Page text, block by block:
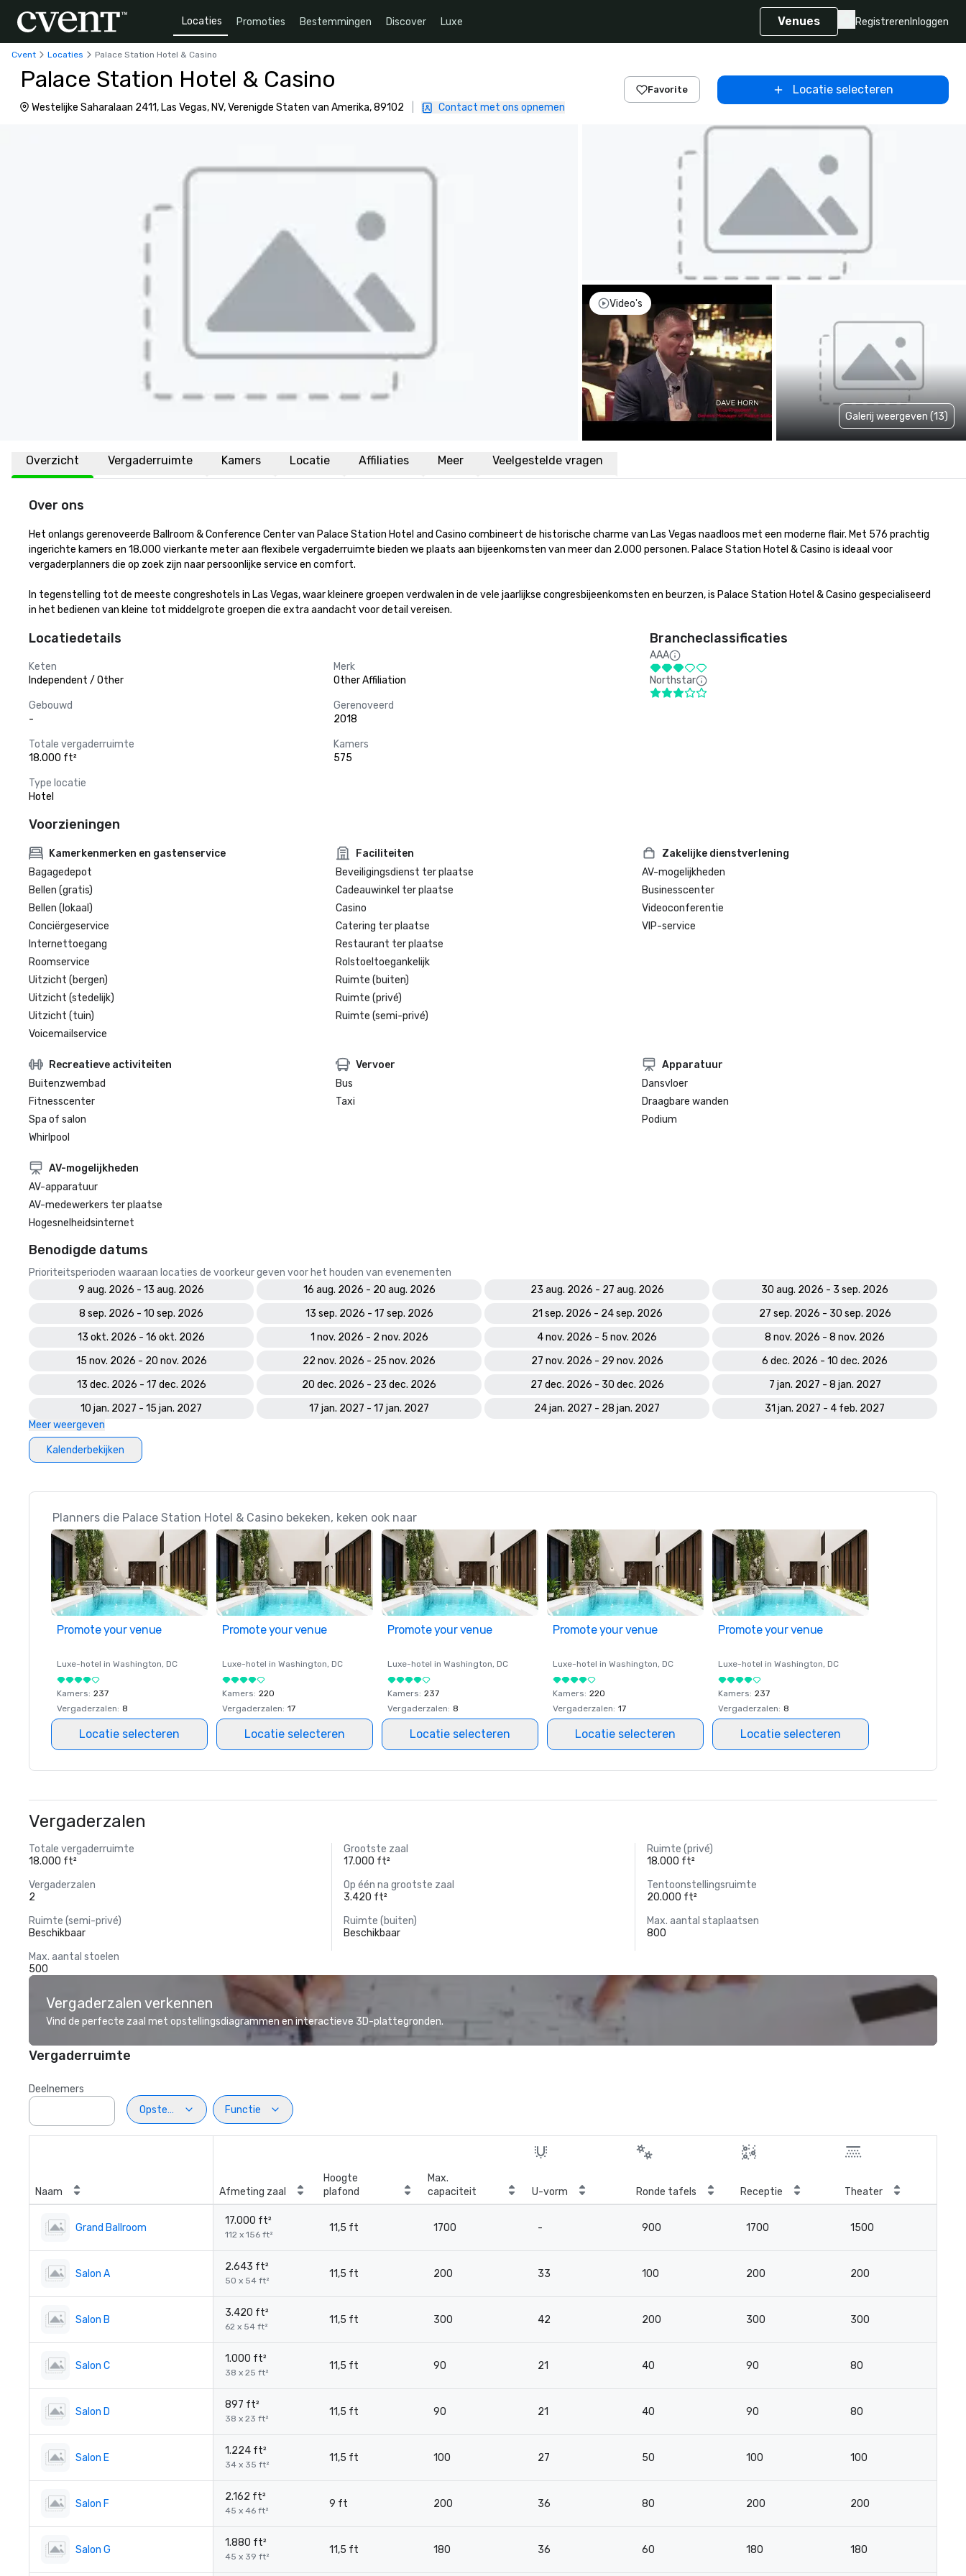
Locaties Promoties Bestemmingen Discover Luxe Venues Registreren Inloggen
Cvent Locaties Palace Station Hotel & Casino
Palace Station Hotel & Casino
Westelijke Saharalaan 2411, Las Vegas, NV, Verenigde Staten van Amerika, 89102 Contact met ons opnemen
Favorite Locatie selecteren
Video's
Galerij weergeven (13)
Overzicht Vergaderruimte Kamers Locatie Affiliaties Meer Veelgestelde vragen
Over ons
Het onlangs gerenoveerde Ballroom & Conference Center van Palace Station Hotel and Casino combineert de historische charme van Las Vegas naadloos met een moderne flair. Met 576 prachtig
ingerichte kamers en 18.000 vierkante meter aan flexibele vergaderruimte bieden we plaats aan bijeenkomsten van meer dan 2.000 personen. Palace Station Hotel & Casino is ideaal voor
vergaderplanners die op zoek zijn naar persoonlijke service en comfort.
In tegenstelling tot de meeste congreshotels in Las Vegas, waar kleinere groepen verdwalen in de vele jaarlijkse congresbijeenkomsten en beurzen, is Palace Station Hotel & Casino gespecialiseerd
in het bedienen van kleine tot middelgrote groepen die extra aandacht voor detail vereisen.
Locatiedetails
Keten
Independent / Other
Merk
Other Affiliation
Gebouwd
-
Gerenoveerd
2018
Totale vergaderruimte
18.000 ft²
Kamers
575
Type locatie
Hotel
Brancheclassificaties
AAA
Northstar
Voorzieningen
Kamerkenmerken en gastenservice
Bagagedepot
Bellen (gratis)
Bellen (lokaal)
Conciërgeservice
Internettoegang
Roomservice
Uitzicht (bergen)
Uitzicht (stedelijk)
Uitzicht (tuin)
Voicemailservice
Faciliteiten
Beveiligingsdienst ter plaatse
Cadeauwinkel ter plaatse
Casino
Catering ter plaatse
Restaurant ter plaatse
Rolstoeltoegankelijk
Ruimte (buiten)
Ruimte (privé)
Ruimte (semi-privé)
Zakelijke dienstverlening
AV-mogelijkheden
Businesscenter
Videoconferentie
VIP-service
Recreatieve activiteiten
Buitenzwembad
Fitnesscenter
Spa of salon
Whirlpool
Vervoer
Bus
Taxi
Apparatuur
Dansvloer
Draagbare wanden
Podium
AV-mogelijkheden
AV-apparatuur
AV-medewerkers ter plaatse
Hogesnelheidsinternet
Benodigde datums
Prioriteitsperioden waaraan locaties de voorkeur geven voor het houden van evenementen
9 aug. 2026 - 13 aug. 2026
16 aug. 2026 - 20 aug. 2026 23 aug. 2026 - 27 aug. 2026
30 aug. 2026 - 3 sep. 2026
8 sep. 2026 - 10 sep. 2026
13 sep. 2026 - 17 sep. 2026 21 sep. 2026 - 24 sep. 2026
27 sep. 2026 - 30 sep. 2026
13 okt. 2026 - 16 okt. 2026
1 nov. 2026 - 2 nov. 2026 4 nov. 2026 - 5 nov. 2026
8 nov. 2026 - 8 nov. 2026
15 nov. 2026 - 20 nov. 2026
22 nov. 2026 - 25 nov. 2026 27 nov. 2026 - 29 nov. 2026
6 dec. 2026 - 10 dec. 2026
13 dec. 2026 - 17 dec. 2026
20 dec. 2026 - 23 dec. 2026 27 dec. 2026 - 30 dec. 2026
7 jan. 2027 - 8 jan. 2027
10 jan. 2027 - 15 jan. 2027
17 jan. 2027 - 17 jan. 2027 24 jan. 2027 - 28 jan. 2027
31 jan. 2027 - 4 feb. 2027
Meer weergeven
Kalenderbekijken
Planners die Palace Station Hotel & Casino bekeken, keken ook naar
Promote your venue
Luxe-hotel in Washington, DC
Kamers: 237
Vergaderzalen: 8
Locatie selecteren
Promote your venue
Luxe-hotel in Washington, DC
Kamers: 220
Vergaderzalen: 17
Locatie selecteren
Promote your venue
Luxe-hotel in Washington, DC
Kamers: 237
Vergaderzalen: 8
Locatie selecteren
Promote your venue
Luxe-hotel in Washington, DC
Kamers: 220
Vergaderzalen: 17
Locatie selecteren
Promote your venue
Luxe-hotel in Washington, DC
Kamers: 237
Vergaderzalen: 8
Locatie selecteren
Vergaderzalen
Totale vergaderruimte
18.000 ft²
Grootste zaal
17.000 ft²
Ruimte (privé)
18.000 ft²
Vergaderzalen
2
Op één na grootste zaal
3.420 ft²
Tentoonstellingsruimte
20.000 ft²
Ruimte (semi-privé)
Beschikbaar
Ruimte (buiten)
Beschikbaar
Max. aantal staplaatsen
800
Max. aantal stoelen
500
Vergaderzalen verkennen
Vind de perfecte zaal met opstellingsdiagrammen en interactieve 3D-plattegronden.
Vergaderruimte
Deelnemers
Opstelling
Functie
Naam Afmeting zaal
Hoogte
plafond
Max.
capaciteit
U-vorm Ronde tafels Receptie Theater
Grand Ballroom
17.000 ft²
112 x 156 ft²
11,5 ft 1700 - 900 1700 1500
Salon A
2.643 ft²
50 x 54 ft²
11,5 ft 200 33 100 200 200
Salon B
3.420 ft²
62 x 54 ft²
11,5 ft 300 42 200 300 300
Salon C
1.000 ft²
38 x 25 ft²
11,5 ft 90 21 40 90 80
Salon D
897 ft²
38 x 23 ft²
11,5 ft 90 21 40 90 80
Salon E
1.224 ft²
34 x 35 ft²
11,5 ft 100 27 50 100 100
Salon F
2.162 ft²
45 x 46 ft²
9 ft 200 36 80 200 200
Salon G
1.880 ft²
45 x 39 ft²
11,5 ft 180 36 60 180 180